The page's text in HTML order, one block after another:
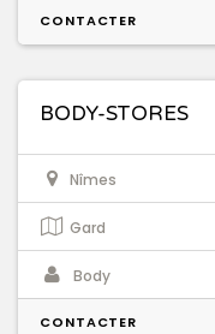
CONTACTER
BODY-STORES
Nîmes
Gard
Body
CONTACTER